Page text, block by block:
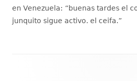
en Venezuela: “buenas tardes el
junquito sigue activo. el ceifa.”